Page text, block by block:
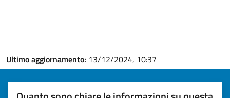
Ultimo aggiornamento: 13/12/2024, 10:37